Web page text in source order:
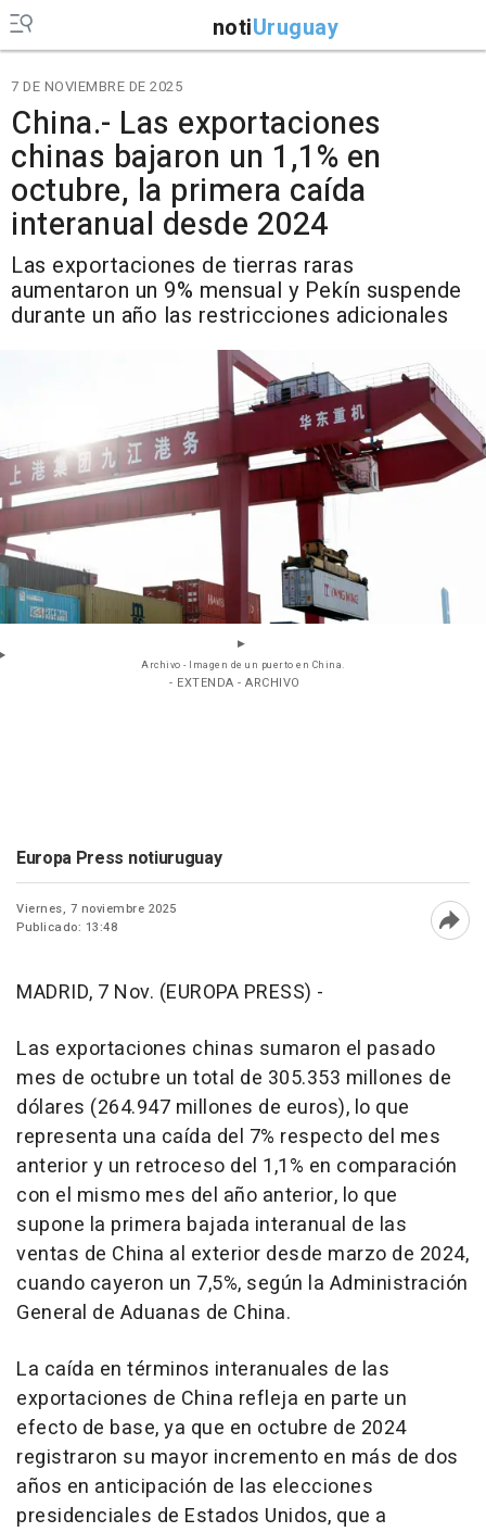
notiUruguay
7 DE NOVIEMBRE DE 2025
China.- Las exportaciones
chinas bajaron un 1,1% en
octubre, la primera caída
interanual desde 2024
Las exportaciones de tierras raras
aumentaron un 9% mensual y Pekín suspende
durante un año las restricciones adicionales
Archivo - Imagen de un puerto en China.
- EXTENDA - ARCHIVO
Europa Press notiuruguay
Viernes, 7 noviembre 2025
Publicado: 13:48
MADRID, 7 Nov. (EUROPA PRESS) -
Las exportaciones chinas sumaron el pasado
mes de octubre un total de 305.353 millones de
dólares (264.947 millones de euros), lo que
representa una caída del 7% respecto del mes
anterior y un retroceso del 1,1% en comparación
con el mismo mes del año anterior, lo que
supone la primera bajada interanual de las
ventas de China al exterior desde marzo de 2024,
cuando cayeron un 7,5%, según la Administración
General de Aduanas de China.
La caída en términos interanuales de las
exportaciones de China refleja en parte un
efecto de base, ya que en octubre de 2024
registraron su mayor incremento en más de dos
años en anticipación de las elecciones
presidenciales de Estados Unidos, que a